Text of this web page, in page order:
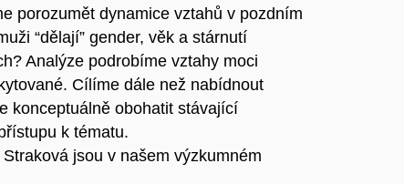
porozumět dynamice vztahů v pozdním
“dělají” gender, věk a stárnutí
Analýze podrobíme vztahy moci
Cílíme dále než nabídnout
konceptuálně obohatit stávající
k tématu.
jsou v našem výzkumném